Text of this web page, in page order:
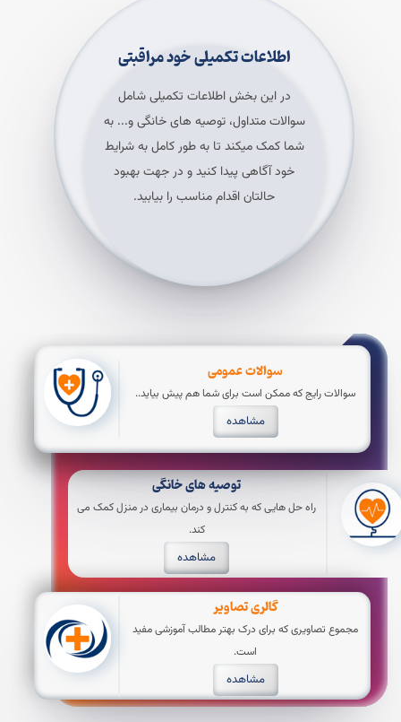
سوالات عمومی
سوالات رایج که ممکن است برای شما هم پیش بیاید..
مشاهده
توصیه های خانگی
راه حل هایی که به کنترل و درمان بیماری در منزل کمک می
کند.
مشاهده
گالری تصاویر
مجموع تصاویری که برای درک بهتر مطالب آموزشی مفید
است.
مشاهده
اطلاعات تکمیلی خود مراقبتی
در این بخش اطلاعات تکمیلی شامل
سوالات متداول، توصیه های خانگی و... به
شما کمک میکند تا به طور کامل به شرایط
خود آگاهی پیدا کنید و در جهت بهبود
حالتان اقدام مناسب را بیابید.